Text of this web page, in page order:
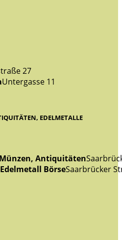
27
Untergasse 11
EDELMETALLE
Antiquitäten
BörseSaarbrücker